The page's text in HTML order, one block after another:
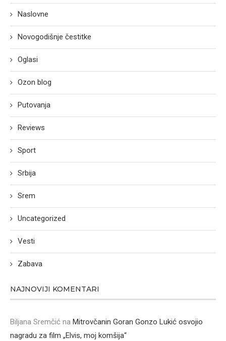
Naslovne
Novogodišnje čestitke
Oglasi
Ozon blog
Putovanja
Reviews
Sport
Srbija
Srem
Uncategorized
Vesti
Zabava
NAJNOVIJI KOMENTARI
Biljana Sremčić na Mitrovčanin Goran Gonzo Lukić osvojio
nagradu za film „Elvis, moj komšija“